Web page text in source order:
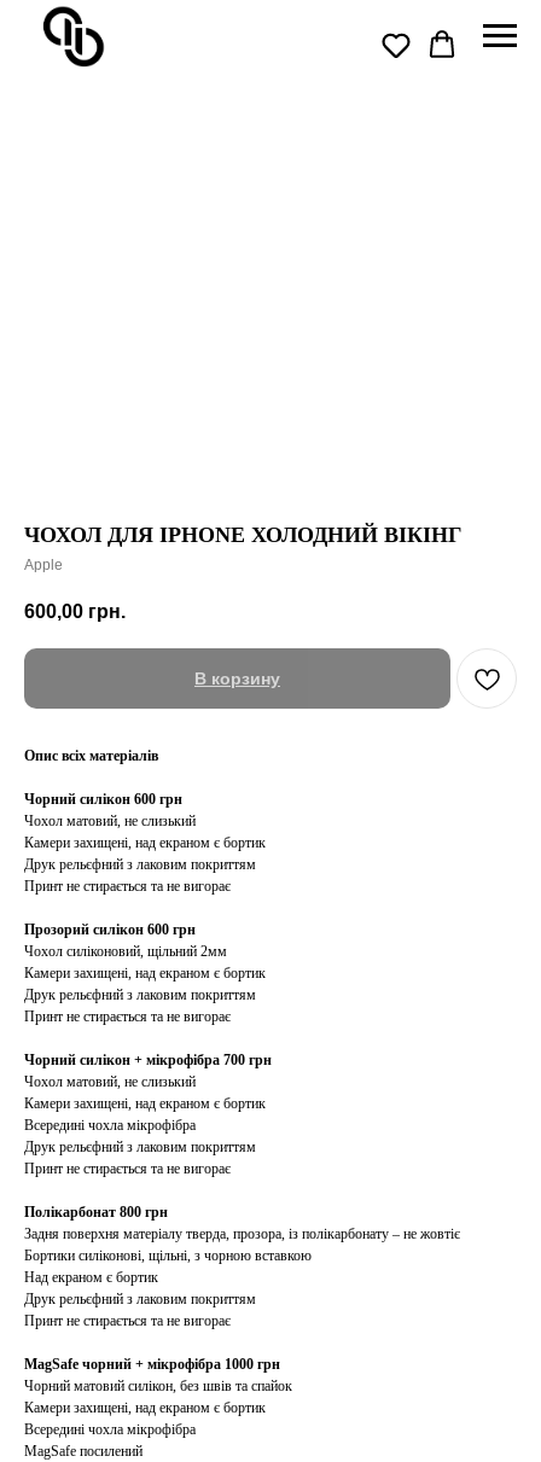
ЧОХОЛ ДЛЯ IPHONE ХОЛОДНИЙ ВІКІНГ
Apple
600,00 грн.
В корзину
Опис всіх матеріалів
Чорний силікон 600 грн
Чохол матовий, не слизький
Камери захищені, над екраном є бортик
Друк рельєфний з лаковим покриттям
Принт не стирається та не вигорає
Прозорий силікон 600 грн
Чохол силіконовий, щільний 2мм
Камери захищені, над екраном є бортик
Друк рельєфний з лаковим покриттям
Принт не стирається та не вигорає
Чорний силікон + мікрофібра 700 грн
Чохол матовий, не слизький
Камери захищені, над екраном є бортик
Всередині чохла мікрофібра
Друк рельєфний з лаковим покриттям
Принт не стирається та не вигорає
Полікарбонат 800 грн
Задня поверхня матеріалу тверда, прозора, із полікарбонату – не жовтіє
Бортики силіконові, щільні, з чорною вставкою
Над екраном є бортик
Друк рельєфний з лаковим покриттям
Принт не стирається та не вигорає
MagSafe чорний + мікрофібра 1000 грн
Чорний матовий силікон, без швів та спайок
Камери захищені, над екраном є бортик
Всередині чохла мікрофібра
MagSafe посилений